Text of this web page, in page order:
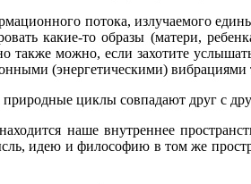
потока, излучаемого
какие-то образы (матери,
можно, если захотите
(энергетическими) вибрациями
циклы совпадают друг с
наше внутреннее
идею и философию в том же